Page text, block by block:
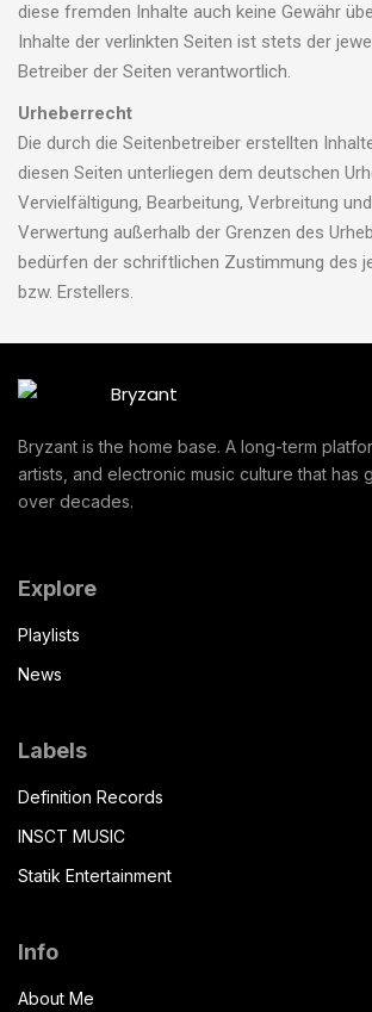
diese fremden Inhalte auch keine Gewähr
Inhalte der verlinkten Seiten ist stets der
Betreiber der Seiten verantwortlich.
Urheberrecht
Die durch die Seitenbetreiber erstellten
diesen Seiten unterliegen dem deutschen
Vervielfältigung, Bearbeitung, Verbreitung
Verwertung außerhalb der Grenzen des
bedürfen der schriftlichen Zustimmung des
bzw. Erstellers.
Bryzant is the home base. A long-term
artists, and electronic music culture that has
over decades.
Explore
Playlists
News
Labels
Definition Records
INSCT MUSIC
Statik Entertainment
Info
About Me